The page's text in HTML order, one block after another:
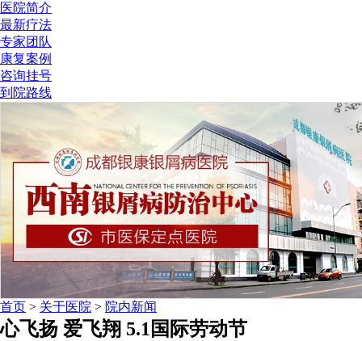
医院简介
最新疗法
专家团队
康复案例
咨询挂号
到院路线
首页 > 关于医院 > 院内新闻
心飞扬 爱飞翔 5.1国际劳动节